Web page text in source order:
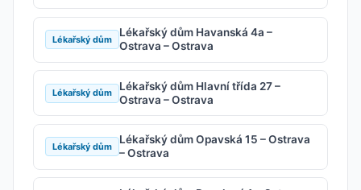
Lékařský dům
Lékařský dům Havanská 4a –
Ostrava – Ostrava
Lékařský dům
Lékařský dům Hlavní třída 27 –
Ostrava – Ostrava
Lékařský dům
Lékařský dům Opavská 15 – Ostrava
– Ostrava